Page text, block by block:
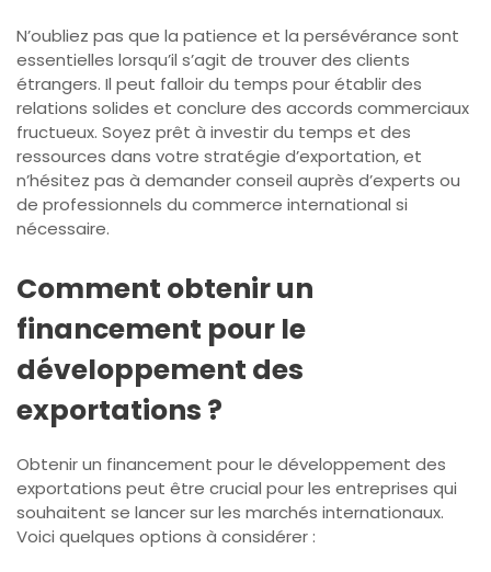
N’oubliez pas que la patience et la persévérance sont
essentielles lorsqu’il s’agit de trouver des clients
étrangers. Il peut falloir du temps pour établir des
relations solides et conclure des accords commerciaux
fructueux. Soyez prêt à investir du temps et des
ressources dans votre stratégie d’exportation, et
n’hésitez pas à demander conseil auprès d’experts ou
de professionnels du commerce international si
nécessaire.
Comment obtenir un
financement pour le
développement des
exportations ?
Obtenir un financement pour le développement des
exportations peut être crucial pour les entreprises qui
souhaitent se lancer sur les marchés internationaux.
Voici quelques options à considérer :